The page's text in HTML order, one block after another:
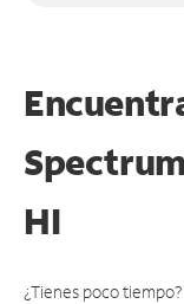
HI
¿Tienes poco